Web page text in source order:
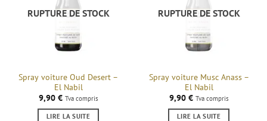
RUPTURE DE STOCK
Spray voiture Oud Desert –
El Nabil
9,90 € Tva compris
LIRE LA SUITE
RUPTURE DE STOCK
Spray voiture Musc Anass –
El Nabil
9,90 € Tva compris
LIRE LA SUITE